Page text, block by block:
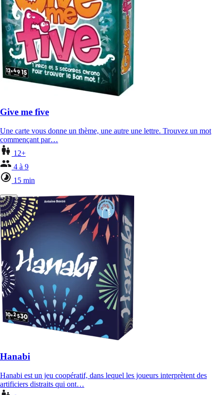
Give me five
Une carte vous donne un thème, une autre une lettre. Trouvez un mot
commençant par…
12+
4 à 9
15 min
Hanabi
Hanabi est un jeu coopératif, dans lequel les joueurs interprètent des
artificiers distraits qui ont…